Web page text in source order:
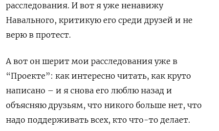
расследования. И вот я уже ненавижу
Навального, критикую его среди друзей и не
верю в протест.
А вот он шерит мои расследования уже в
“Проекте”: как интересно читать, как круто
написано – и я снова его люблю назад и
объясняю друзьям, что никого больше нет, что
надо поддерживать всех, кто что-то делает.